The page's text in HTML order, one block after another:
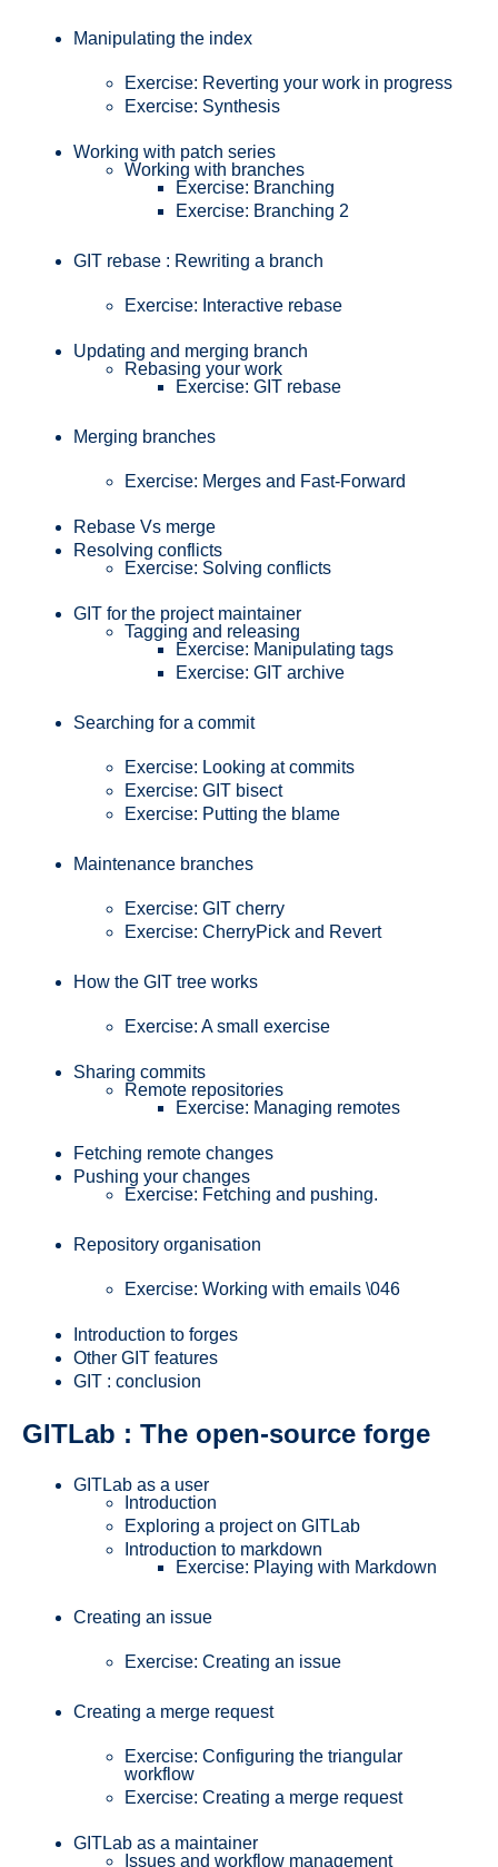
Manipulating the index
Exercise: Reverting your work in progress
Exercise: Synthesis
Working with patch series
Working with branches
Exercise: Branching
Exercise: Branching 2
GIT rebase : Rewriting a branch
Exercise: Interactive rebase
Updating and merging branch
Rebasing your work
Exercise: GIT rebase
Merging branches
Exercise: Merges and Fast-Forward
Rebase Vs merge
Resolving conflicts
Exercise: Solving conflicts
GIT for the project maintainer
Tagging and releasing
Exercise: Manipulating tags
Exercise: GIT archive
Searching for a commit
Exercise: Looking at commits
Exercise: GIT bisect
Exercise: Putting the blame
Maintenance branches
Exercise: GIT cherry
Exercise: CherryPick and Revert
How the GIT tree works
Exercise: A small exercise
Sharing commits
Remote repositories
Exercise: Managing remotes
Fetching remote changes
Pushing your changes
Exercise: Fetching and pushing.
Repository organisation
Exercise: Working with emails \046
Introduction to forges
Other GIT features
GIT : conclusion
GITLab : The open-source forge
GITLab as a user
Introduction
Exploring a project on GITLab
Introduction to markdown
Exercise: Playing with Markdown
Creating an issue
Exercise: Creating an issue
Creating a merge request
Exercise: Configuring the triangular
workflow
Exercise: Creating a merge request
GITLab as a maintainer
Issues and workflow management